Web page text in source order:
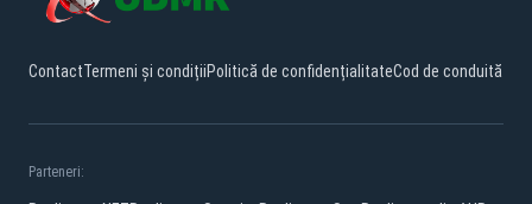
ContactTermeni și condițiiPolitică de confidențialitateCod de conduită
Parteneri: